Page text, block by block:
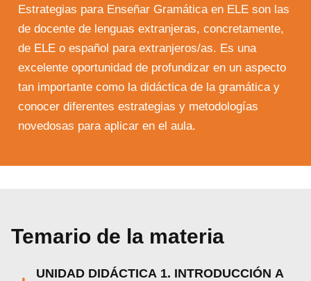
Estrategias para Enseñar Gramática en ELE son las
de docente de lenguas extranjeras, concretamente,
de ELE o español para extranjeros/as. Es una
excelente oportunidad de profundizar en un aspecto
tan importante como la didáctica de la gramática y
conocer diferentes estrategias y metodologías
novedosas para aplicar en el aula.
Temario de la materia
UNIDAD DIDÁCTICA 1. INTRODUCCIÓN A